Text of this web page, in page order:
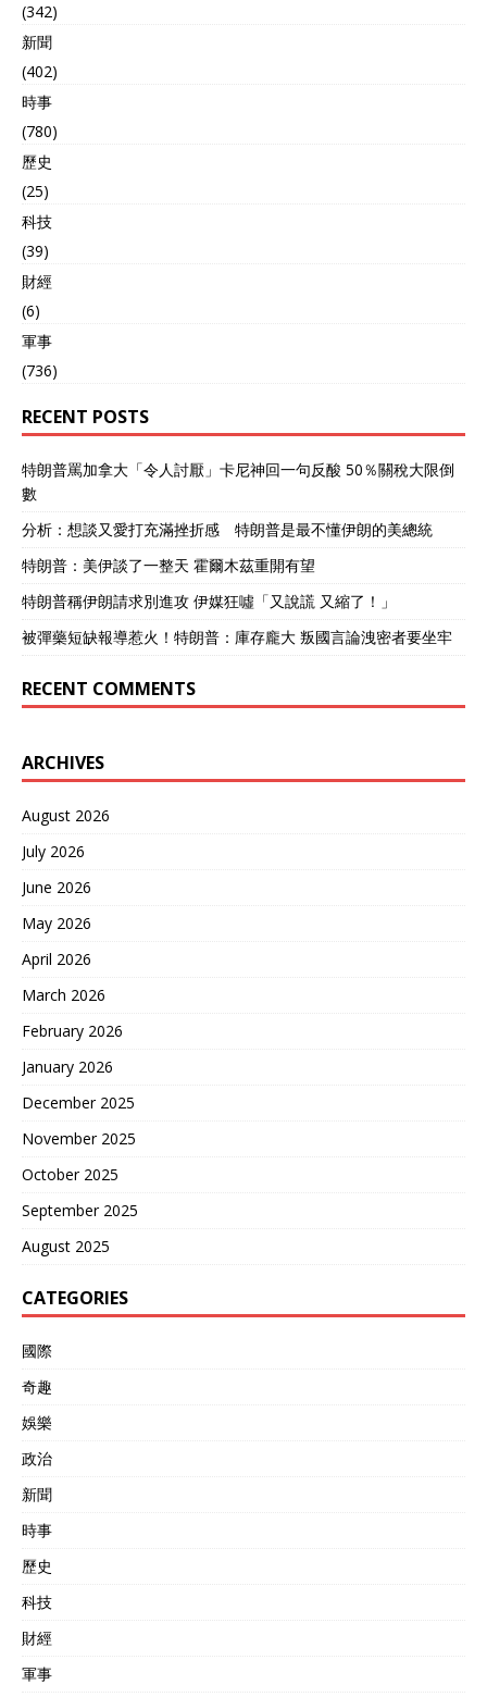
(342)
新聞
(402)
時事
(780)
歷史
(25)
科技
(39)
財經
(6)
軍事
(736)
RECENT POSTS
特朗普罵加拿大「令人討厭」卡尼神回一句反酸 50％關稅大限倒
數
分析：想談又愛打充滿挫折感 特朗普是最不懂伊朗的美總統
特朗普：美伊談了一整天 霍爾木茲重開有望
特朗普稱伊朗請求別進攻 伊媒狂噓「又說謊 又縮了！」
被彈藥短缺報導惹火！特朗普：庫存龐大 叛國言論洩密者要坐牢
RECENT COMMENTS
ARCHIVES
August 2026
July 2026
June 2026
May 2026
April 2026
March 2026
February 2026
January 2026
December 2025
November 2025
October 2025
September 2025
August 2025
CATEGORIES
國際
奇趣
娛樂
政治
新聞
時事
歷史
科技
財經
軍事